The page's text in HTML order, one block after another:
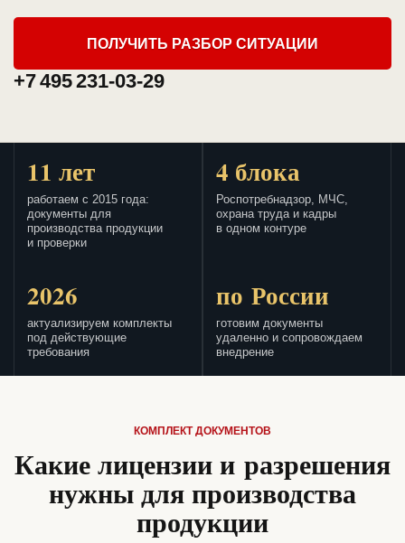
ПОЛУЧИТЬ РАЗБОР СИТУАЦИИ
+7 495 231-03-29
11 лет
работаем с 2015 года:
документы для
производства продукции
и проверки
4 блока
Роспотребнадзор, МЧС,
охрана труда и кадры
в одном контуре
2026
актуализируем комплекты
под действующие
требования
по России
готовим документы
удаленно и сопровождаем
внедрение
КОМПЛЕКТ ДОКУМЕНТОВ
Какие лицензии и разрешения
нужны для производства
продукции